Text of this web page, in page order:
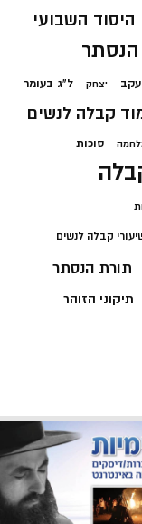
היסוד השבועי
יצחק ל"ג בעומר
קבלה לנשים
סוכות
קבלה לנשים
תורת הנסתר
תיקוני הזוהר